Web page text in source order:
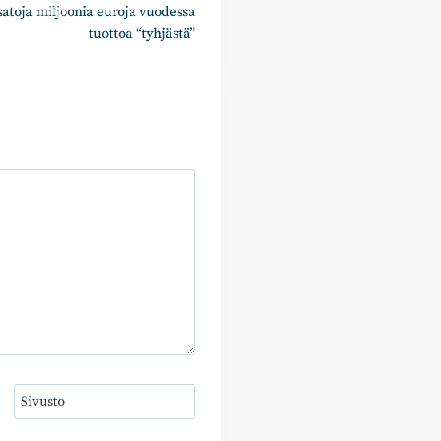
miljoonia euroja vuodessa
tuottoa “tyhjästä”
Sivusto